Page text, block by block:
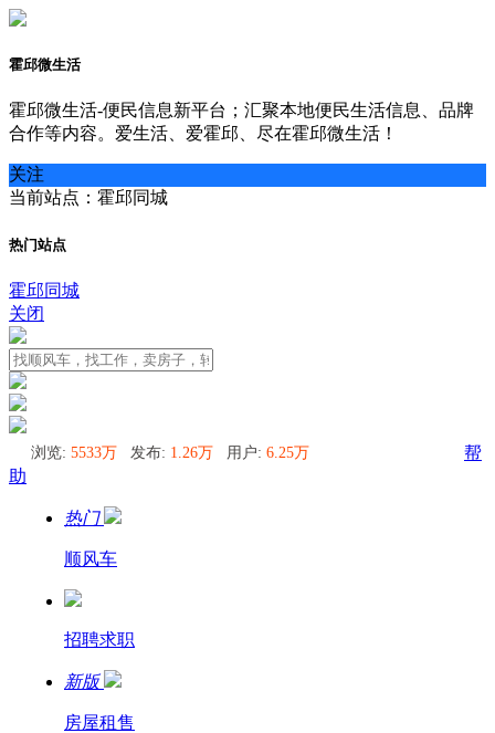
霍邱微生活
霍邱微生活-便民信息新平台；汇聚本地便民生活信息、品牌
合作等内容。爱生活、爱霍邱、尽在霍邱微生活！
关注
当前站点：霍邱同城
热门站点
霍邱同城
关闭
浏览: 5533万 发布: 1.26万 用户: 6.25万
帮
助
热门
顺风车
招聘求职
新版
房屋租售